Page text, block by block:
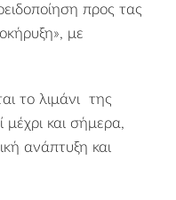
προς τας
με
το λιμάνι της
μέχρι και σήμερα,
ανάπτυξη και